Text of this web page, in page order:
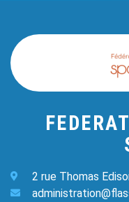
2 rue Thomas